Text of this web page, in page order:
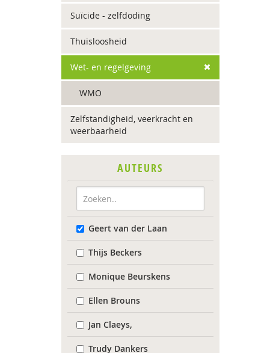
Suïcide - zelfdoding
Thuisloosheid
Wet- en regelgeving
WMO
Zelfstandigheid, veerkracht en
weerbaarheid
AUTEURS
Geert van der Laan
Thijs Beckers
Monique Beurskens
Ellen Brouns
Jan Claeys,
Trudy Dankers